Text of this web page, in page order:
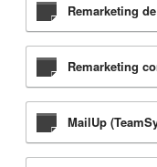
Remarketing
Remarketing
MailUp